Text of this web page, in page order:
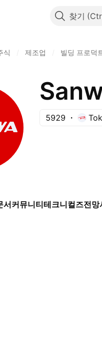
찾기
식 제조업 빌딩 프로덕
5929
서커뮤니티테크니컬즈전망